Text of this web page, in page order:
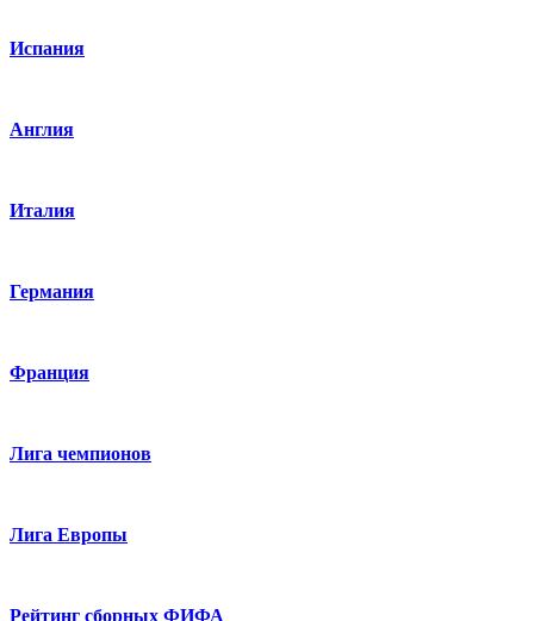
Испания
Англия
Италия
Германия
Франция
Лига чемпионов
Лига Европы
Рейтинг сборных ФИФА